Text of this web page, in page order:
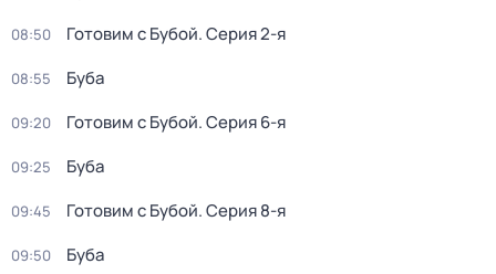
08:50 Готовим с Бубой. Серия 2-я
08:55 Буба
09:20 Готовим с Бубой. Серия 6-я
09:25 Буба
09:45 Готовим с Бубой. Серия 8-я
09:50 Буба